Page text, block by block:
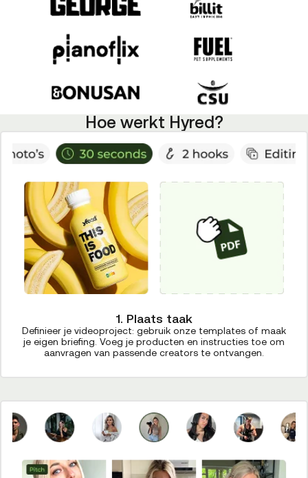
Hoe werkt Hyred?
1. Plaats taak
Definieer je videoproject: gebruik onze templates of maak
je eigen briefing. Voeg je producten en instructies toe om
aanvragen van passende creators te ontvangen.